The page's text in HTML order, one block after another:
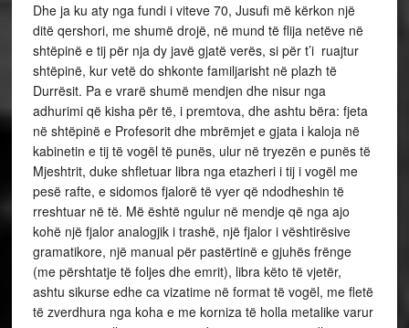
Dhe ja ku aty nga fundi i viteve 70, Jusufi më kërkon një
ditë qershori, me shumë drojë, në mund të flija netëve në
shtëpinë e tij për nja dy javë gjatë verës, si për t’i ruajtur
shtëpinë, kur vetë do shkonte familjarisht në plazh të
Durrësit. Pa e vrarë shumë mendjen dhe nisur nga
adhurimi që kisha për të, i premtova, dhe ashtu bëra: fjeta
në shtëpinë e Profesorit dhe mbrëmjet e gjata i kaloja në
kabinetin e tij të vogël të punës, ulur në tryezën e punës të
Mjeshtrit, duke shfletuar libra nga etazheri i tij i vogël me
pesë rafte, e sidomos fjalorë të vyer që ndodheshin të
rreshtuar në të. Më është ngulur në mendje që nga ajo
kohë një fjalor analogjik i trashë, një fjalor i vështirësive
gramatikore, një manual për pastërtinë e gjuhës frënge
(me përshtatje të foljes dhe emrit), libra këto të vjetër,
ashtu sikurse edhe ca vizatime në format të vogël, me fletë
të zverdhura nga koha e me korniza të holla metalike varur